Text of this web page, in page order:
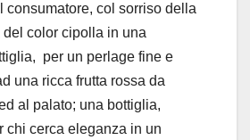
consumatore, col sorriso della
color cipolla in una
per un perlage fine e
una ricca frutta rossa da
al palato; una bottiglia,
cerca eleganza in un